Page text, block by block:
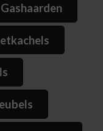
Gashaarden